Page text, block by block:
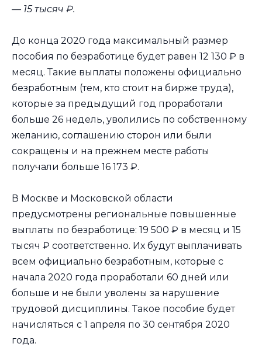
— 15 тысяч ₽.
До конца 2020 года максимальный размер
пособия по безработице будет равен 12 130 ₽ в
месяц. Такие выплаты положены официально
безработным (тем, кто стоит на бирже труда),
которые за предыдущий год проработали
больше 26 недель, уволились по собственному
желанию, соглашению сторон или были
сокращены и на прежнем месте работы
получали больше 16 173 ₽.
В Москве и Московской области
предусмотрены региональные повышенные
выплаты по безработице: 19 500 ₽ в месяц и 15
тысяч ₽ соответственно. Их будут выплачивать
всем официально безработным, которые с
начала 2020 года проработали 60 дней или
больше и не были уволены за нарушение
трудовой дисциплины. Такое пособие будет
начисляться с 1 апреля по 30 сентября 2020
года.